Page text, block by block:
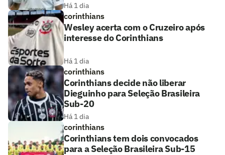
Há 1 dia
corinthians
Wesley acerta com o Cruzeiro após
interesse do Corinthians
Há 1 dia
corinthians
Corinthians decide não liberar
Dieguinho para Seleção Brasileira
Sub-20
Há 1 dia
corinthians
Corinthians tem dois convocados
para a Seleção Brasileira Sub-15